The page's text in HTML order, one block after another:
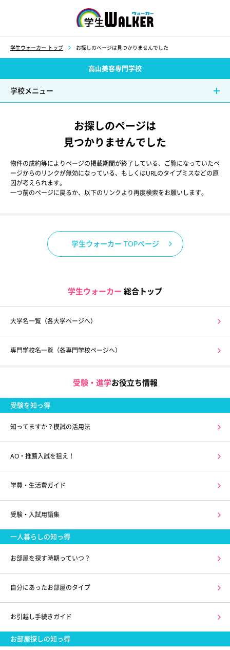
学生ウォーカー トップ お探しのページは見つかりませんでした
高山美容専門学校
学校メニュー
お探しのページは
見つかりませんでした
物件の成約等によりページの掲載期間が終了している、ご覧になっていたペ
ージからのリンクが無効になっている、もしくはURLのタイプミスなどの原
因が考えられます。
一つ前のページに戻るか、以下のリンクより再度検索をお願いします。
学生ウォーカー TOPページ
学生ウォーカー 総合トップ
大学名一覧（各大学ページへ）
専門学校名一覧（各専門学校ページへ）
受験・進学お役立ち情報
受験を知っ得
知ってますか？模試の活用法
AO・推薦入試を狙え！
学費・生活費ガイド
受験・入試用語集
一人暮らしの知っ得
お部屋を探す時期っていつ？
自分にあったお部屋のタイプ
お引越し手続きガイド
お部屋探しの知っ得